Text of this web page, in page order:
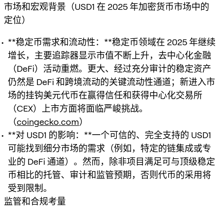
市场和宏观背景（USD1 在 2025 年加密货币市场中的
定位）
**稳定币需求和流动性：**稳定币领域在 2025 年继续
增长，主要追踪器显示市值不断上升，去中心化金融
（DeFi）活动重燃。更大、经过充分审计的稳定资产
仍然是 DeFi 和跨境流动的关键流动性通道；新进入市
场的挂钩美元代币在赢得信任和获得中心化交易所
（CEX）上市方面将面临严峻挑战。
（coingecko.com）
**对 USD1 的影响：**一个可信的、完全支持的 USD1
可能找到细分市场的需求（例如，特定的链集成或专
业的 DeFi 通道）。然而，除非项目满足可与顶级稳定
币相比的托管、审计和监管预期，否则代币的采用将
受到限制。
监管和合规考量